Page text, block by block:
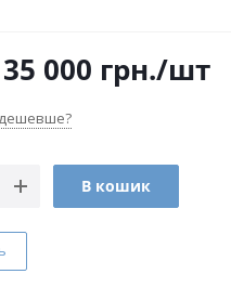
35 000 грн./шт
В кошик